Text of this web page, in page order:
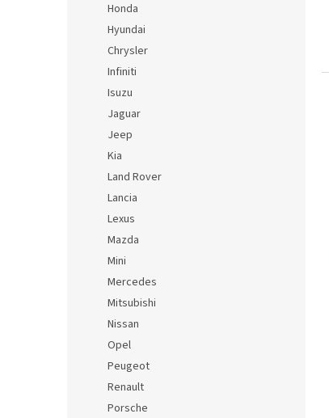
Honda
Hyundai
Chrysler
Infiniti
Isuzu
Jaguar
Jeep
Kia
Land Rover
Lancia
Lexus
Mazda
Mini
Mercedes
Mitsubishi
Nissan
Opel
Peugeot
Renault
Porsche